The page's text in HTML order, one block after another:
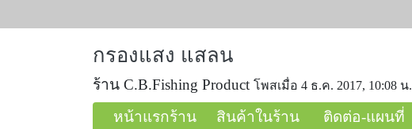
กรองแสง แสลน
ร้าน C.B.Fishing Product โพสเมื่อ 4 ธ.ค. 2017, 10:08 น.
หน้าแรกร้าน สินค้าในร้าน ติดต่อ-แผนที่